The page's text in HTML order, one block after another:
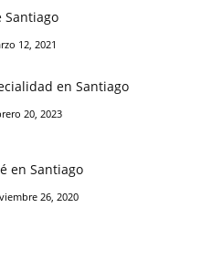
Santiago
12, 2021
en Santiago
20, 2023
en Santiago
26, 2020